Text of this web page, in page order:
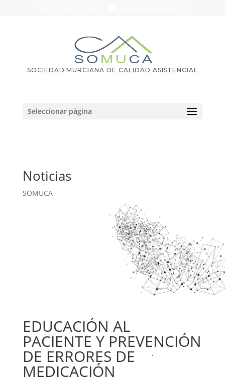
SOCIEDAD MURCIANA DE CALIDAD ASISTENCIAL
Seleccionar página
Noticias
SOMUCA
EDUCACIÓN AL
PACIENTE Y PREVENCIÓN
DE ERRORES DE
MEDICACIÓN